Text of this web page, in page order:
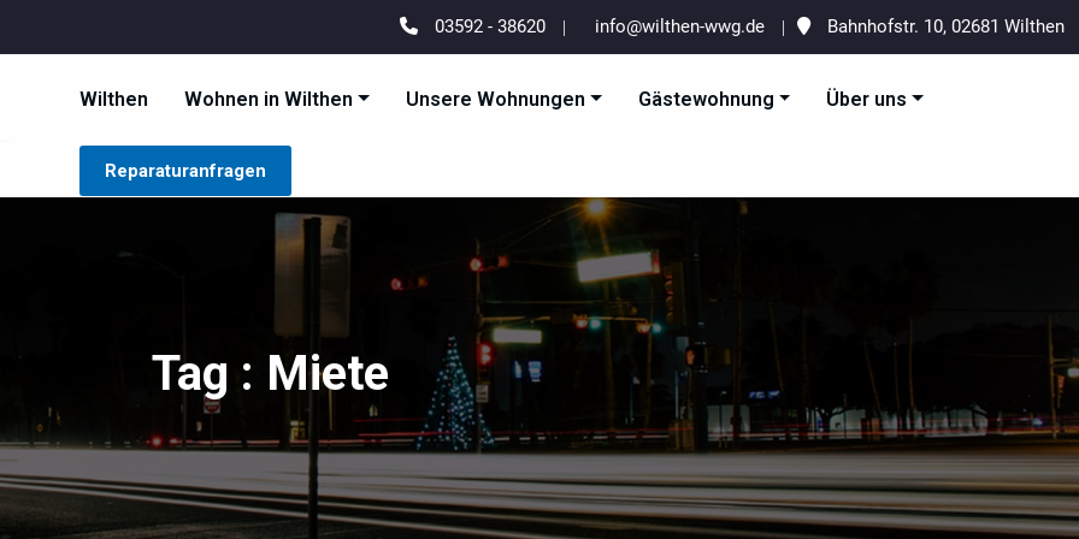
03592 - 38620 info@wilthen-wwg.de Bahnhofstr. 10, 02681 Wilthen
Wilthener Wohnungsbaugesellschaft mbH
Wilthen Wohnenswert Gedacht
Wilthen Wohnen in Wilthen Unsere Wohnungen Gästewohnung Über uns
Reparaturanfragen
Tag : Miete